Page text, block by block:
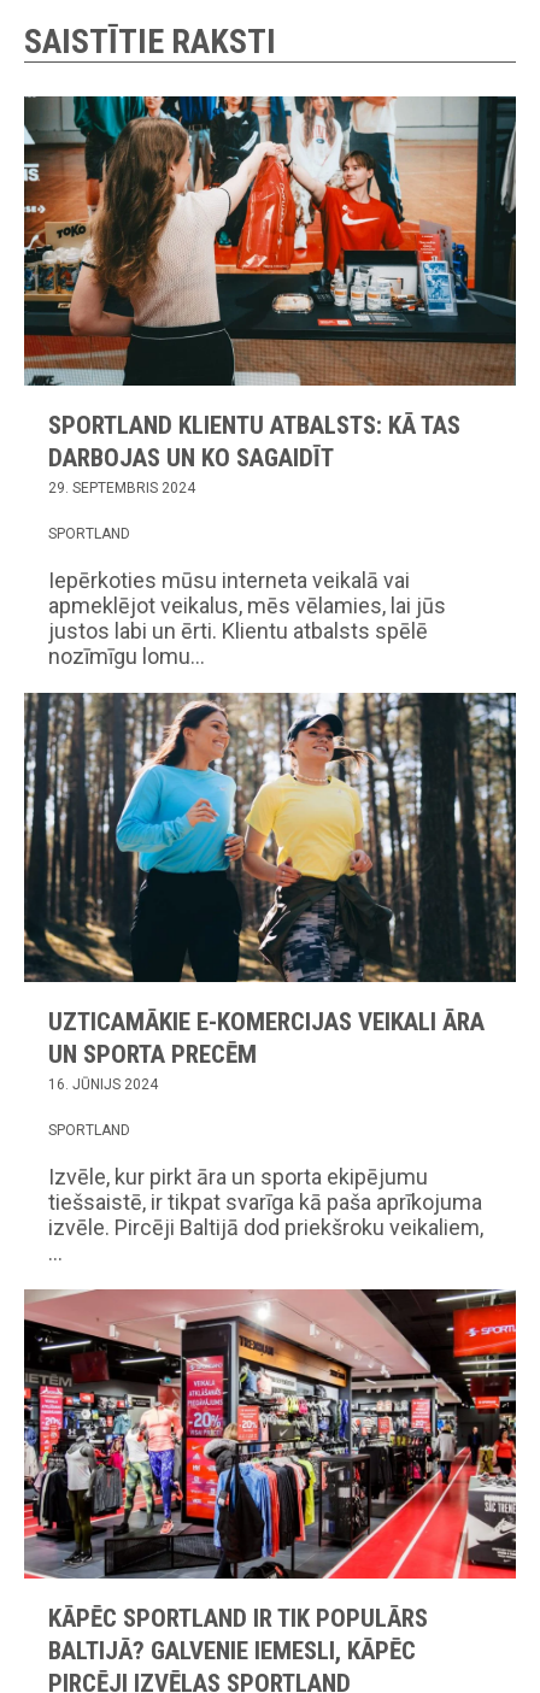
SAISTĪTIE RAKSTI
SPORTLAND KLIENTU ATBALSTS: KĀ TAS
DARBOJAS UN KO SAGAIDĪT
29. SEPTEMBRIS 2024
SPORTLAND
Iepērkoties mūsu interneta veikalā vai
apmeklējot veikalus, mēs vēlamies, lai jūs
justos labi un ērti. Klientu atbalsts spēlē
nozīmīgu lomu…
UZTICAMĀKIE E-KOMERCIJAS VEIKALI ĀRA
UN SPORTA PRECĒM
16. JŪNIJS 2024
SPORTLAND
Izvēle, kur pirkt āra un sporta ekipējumu
tiešsaistē, ir tikpat svarīga kā paša aprīkojuma
izvēle. Pircēji Baltijā dod priekšroku veikaliem,
…
KĀPĒC SPORTLAND IR TIK POPULĀRS
BALTIJĀ? GALVENIE IEMESLI, KĀPĒC
PIRCĒJI IZVĒLAS SPORTLAND